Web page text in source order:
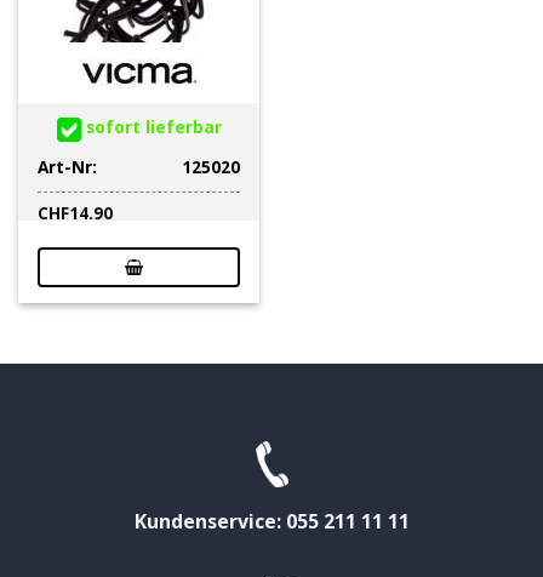
sofort lieferbar
Art-Nr:
125020
CHF14.90
Kundenservice: 055 211 11 11